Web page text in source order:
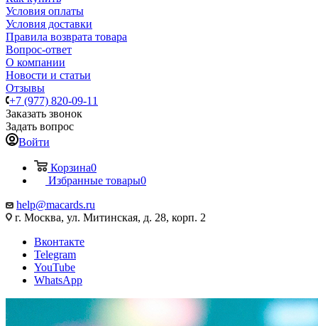
Условия оплаты
Условия доставки
Правила возврата товара
Вопрос-ответ
О компании
Новости и статьи
Отзывы
+7 (977) 820-09-11
Заказать звонок
Задать вопрос
Войти
Корзина0
Избранные товары0
help@macards.ru
г. Москва, ул. Митинская, д. 28, корп. 2
Вконтакте
Telegram
YouTube
WhatsApp